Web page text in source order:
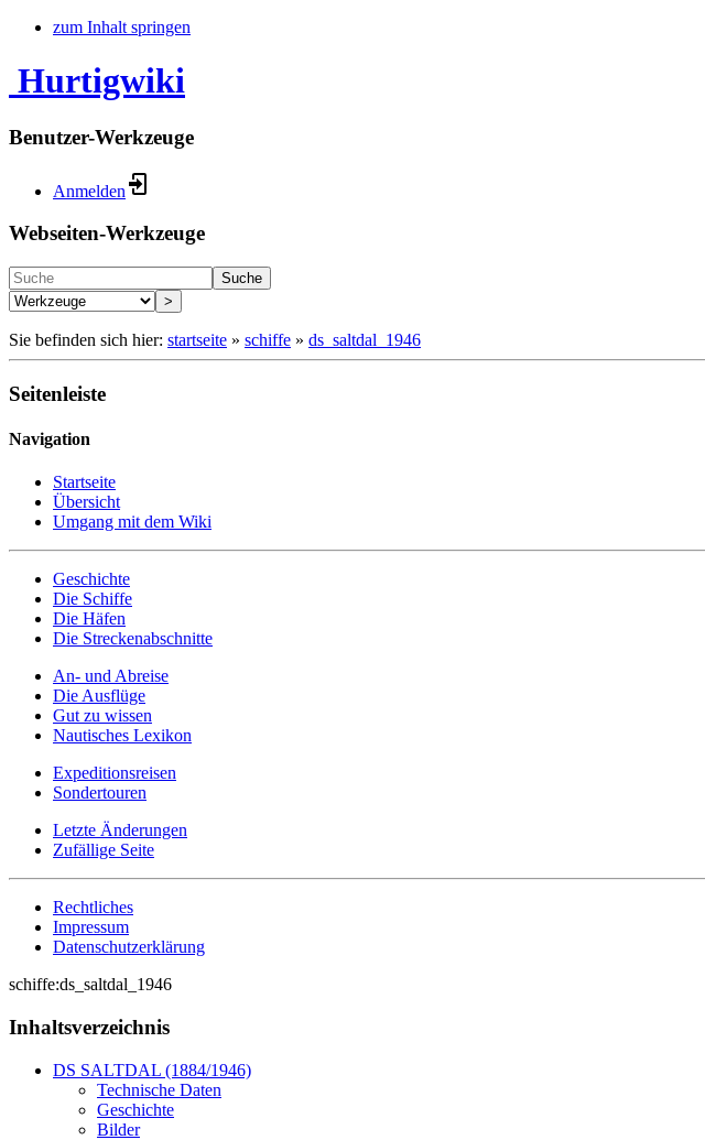
zum Inhalt springen
Hurtigwiki
Benutzer-Werkzeuge
Anmelden
Webseiten-Werkzeuge
Suche
>
Sie befinden sich hier: startseite » schiffe » ds_saltdal_1946
Seitenleiste
Navigation
Startseite
Übersicht
Umgang mit dem Wiki
Geschichte
Die Schiffe
Die Häfen
Die Streckenabschnitte
An- und Abreise
Die Ausflüge
Gut zu wissen
Nautisches Lexikon
Expeditionsreisen
Sondertouren
Letzte Änderungen
Zufällige Seite
Rechtliches
Impressum
Datenschutzerklärung
schiffe:ds_saltdal_1946
Inhaltsverzeichnis
DS SALTDAL (1884/1946)
Technische Daten
Geschichte
Bilder